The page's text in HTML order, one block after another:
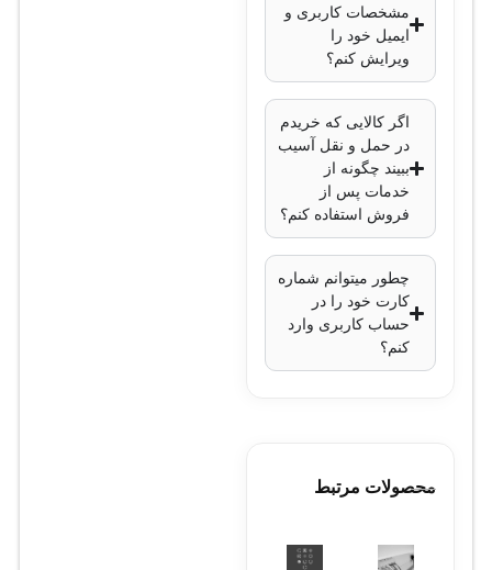
مشخصات کاربری و
ایمیل خود را
ویرایش کنم؟
اگر کالایی که خریدم
در حمل و نقل آسیب
ببیند چگونه از
خدمات پس از
فروش استفاده کنم؟
چطور میتوانم شماره
کارت خود را در
حساب کاربری وارد
کنم؟
محصولات مرتبط